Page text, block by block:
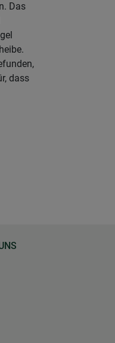
Das
dass